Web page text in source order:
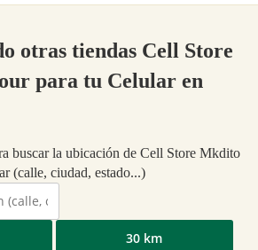
otras tiendas Cell Store
para tu Celular en
buscar la ubicación de Cell Store Mkdito
(calle, ciudad, estado...)
30 km